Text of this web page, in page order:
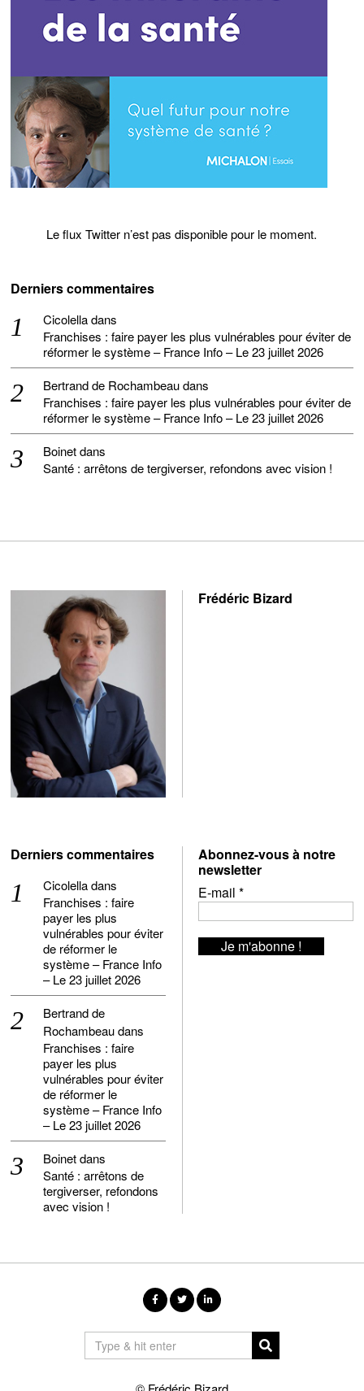
Le flux Twitter n’est pas disponible pour le moment.
Derniers commentaires
Cicolelladans
Franchises : faire payer les plus vulnérables pour éviter de
réformer le système – France Info – Le 23 juillet 2026
Bertrand de Rochambeaudans
Franchises : faire payer les plus vulnérables pour éviter de
réformer le système – France Info – Le 23 juillet 2026
Boinetdans
Santé : arrêtons de tergiverser, refondons avec vision !
Frédéric Bizard
Derniers commentaires
Cicolelladans
Franchises : faire
payer les plus
vulnérables pour éviter
de réformer le
système – France Info
– Le 23 juillet 2026
Bertrand de
Rochambeaudans
Franchises : faire
payer les plus
vulnérables pour éviter
de réformer le
système – France Info
– Le 23 juillet 2026
Boinetdans
Santé : arrêtons de
tergiverser, refondons
avec vision !
Abonnez-vous à notre
newsletter
E-mail *